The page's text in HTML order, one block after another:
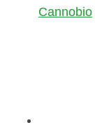
Cannobio